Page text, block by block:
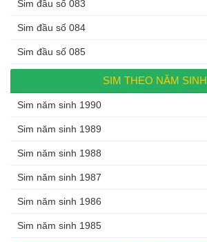
Sim đầu số 083
Sim đầu số 084
Sim đầu số 085
SIM THEO NĂM SINH
Sim năm sinh 1990
Sim năm sinh 1989
Sim năm sinh 1988
Sim năm sinh 1987
Sim năm sinh 1986
Sim năm sinh 1985